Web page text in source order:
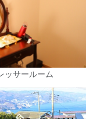
ッサールーム